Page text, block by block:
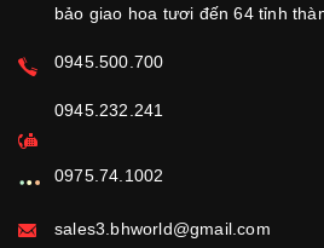
bảo giao hoa tươi đến 64 tỉnh
0945.500.700
0945.232.241
0975.74.1002
sales3.bhworld@gmail.com